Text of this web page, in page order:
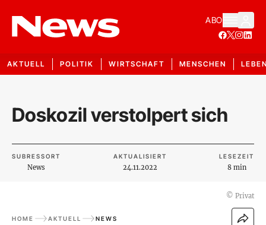
ABO
AKTUELL POLITIK WIRTSCHAFT MENSCHEN
Doskozil verstolpert sich
SUBRESSORT
News
AKTUALISIERT
24.11.2022
LESEZEIT
8 min
© Privat
HOME AKTUELL NEWS